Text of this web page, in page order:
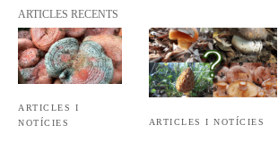
ARTICLES RECENTS
ARTICLES I
NOTÍCIES
ARTICLES I NOTÍCIES